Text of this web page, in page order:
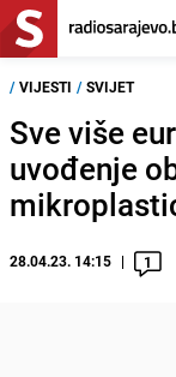
/ VIJESTI / SVIJET
Sve više
uvođenje
28.04.23. 14:15 1